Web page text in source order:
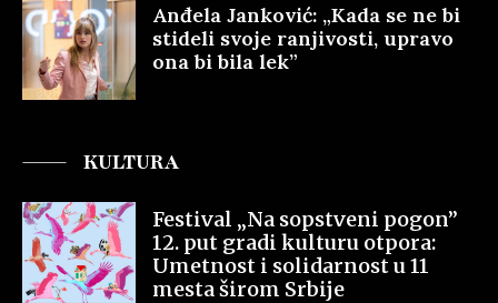
Anđela Janković: „Kada se ne bi
stideli svoje ranjivosti, upravo
ona bi bila lek”
KULTURA
Festival „Na sopstveni pogon”
12. put gradi kulturu otpora:
Umetnost i solidarnost u 11
mesta širom Srbije